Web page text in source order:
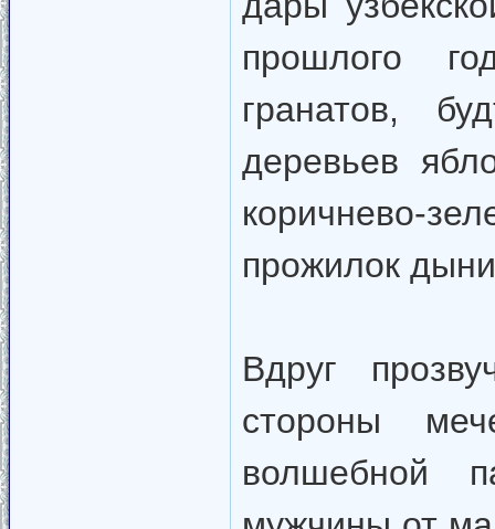
прошлого
гранатов,
деревьев
коричнево-
прожилок
Вдруг
стороны
волшебной